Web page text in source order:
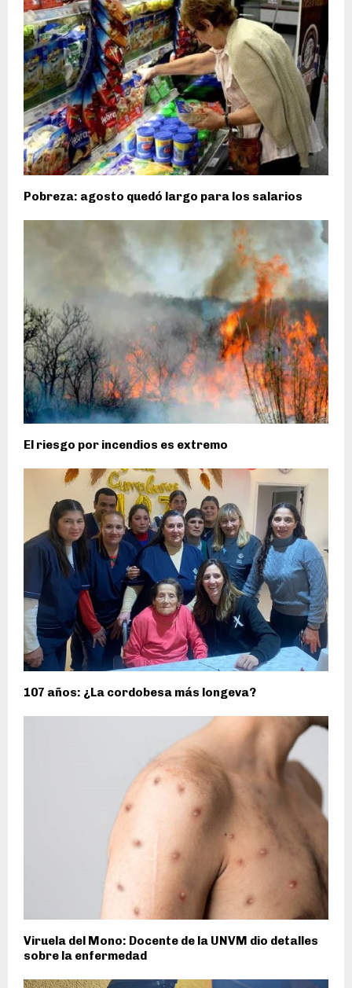
Pobreza: agosto quedó largo para los salarios
El riesgo por incendios es extremo
107 años: ¿La cordobesa más longeva?
Viruela del Mono: Docente de la UNVM dio detalles
sobre la enfermedad